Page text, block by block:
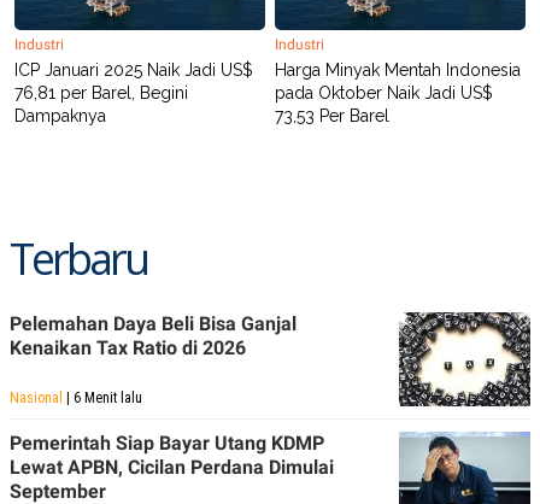
Industri
ICP Januari 2025 Naik Jadi US$
76,81 per Barel, Begini
Dampaknya
Industri
Harga Minyak Mentah Indonesia
pada Oktober Naik Jadi US$
73,53 Per Barel
Terbaru
Pelemahan Daya Beli Bisa Ganjal
Kenaikan Tax Ratio di 2026
Nasional | 6 Menit lalu
Pemerintah Siap Bayar Utang KDMP
Lewat APBN, Cicilan Perdana Dimulai
September